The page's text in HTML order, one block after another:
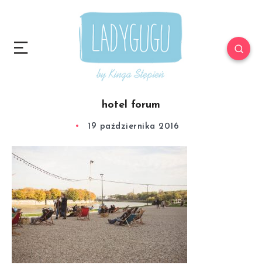
hotel forum
19 października 2016